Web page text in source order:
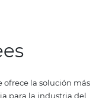
hotelera y
buensistemade